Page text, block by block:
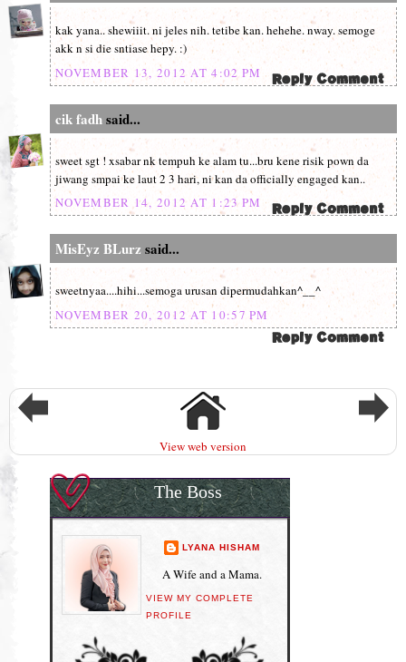
kak yana.. shewiiit. ni jeles nih. tetibe kan. hehehe. nway. semoge
akk n si die sntiase hepy. :)
NOVEMBER 13, 2012 AT 4:02 PM
cik fadhsaid...
sweet sgt ! xsabar nk tempuh ke alam tu...bru kene risik pown da
jiwang smpai ke laut 2 3 hari, ni kan da officially engaged kan..
NOVEMBER 14, 2012 AT 1:23 PM
MisEyz BLurz said...
sweetnyaa....hihi...semoga urusan dipermudahkan^__^
NOVEMBER 20, 2012 AT 10:57 PM
View web version
The Boss
LYANA HISHAM
A Wife and a Mama.
VIEW MY COMPLETE
PROFILE